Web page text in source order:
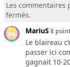
Les commentaires
fermés.
MariuS 8
Le blaireau
passer ici
gagnait 10-